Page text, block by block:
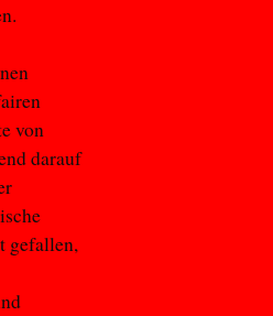
von
darauf
gefallen,